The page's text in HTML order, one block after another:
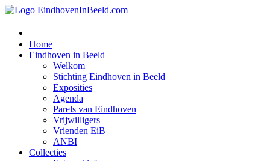
Home
Eindhoven in Beeld
Welkom
Stichting Eindhoven in Beeld
Exposities
Agenda
Parels van Eindhoven
Vrijwilligers
Vrienden EiB
ANBI
Collecties